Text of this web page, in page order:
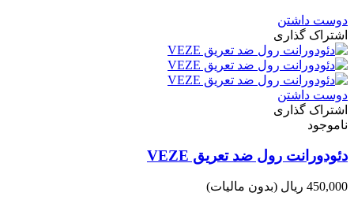
دوست داشتن
اشتراک گذاری
دوست داشتن
اشتراک گذاری
ناموجود
دئودورانت رول ضد تعریق VEZE
450,000 ریال (بدون مالیات)